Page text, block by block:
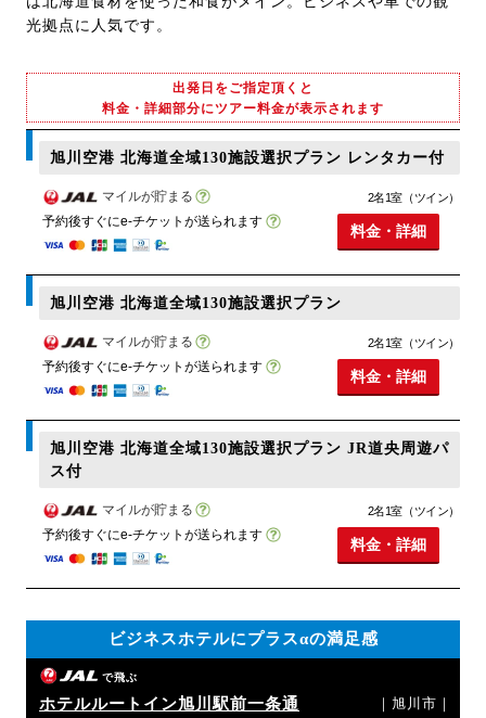
光拠点に人気です。
出発日をご指定頂くと
料金・詳細部分にツアー料金が表示されます
旭川空港 北海道全域130施設選択プラン レンタカー付
マイルが貯まる
予約後すぐにe-チケットが送られます
2名1室（ツイン）
料金・詳細
旭川空港 北海道全域130施設選択プラン
マイルが貯まる
予約後すぐにe-チケットが送られます
2名1室（ツイン）
料金・詳細
旭川空港 北海道全域130施設選択プラン JR道央周遊パ
ス付
マイルが貯まる
予約後すぐにe-チケットが送られます
2名1室（ツイン）
料金・詳細
ビジネスホテルにプラスαの満足感
で飛ぶ
ホテルルートイン旭川駅前一条通 ｜旭川市｜